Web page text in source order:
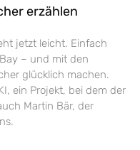
erzählen
jetzt leicht. Einfach
– und mit den
glücklich machen.
ein Projekt, bei dem der
Martin Bär, der